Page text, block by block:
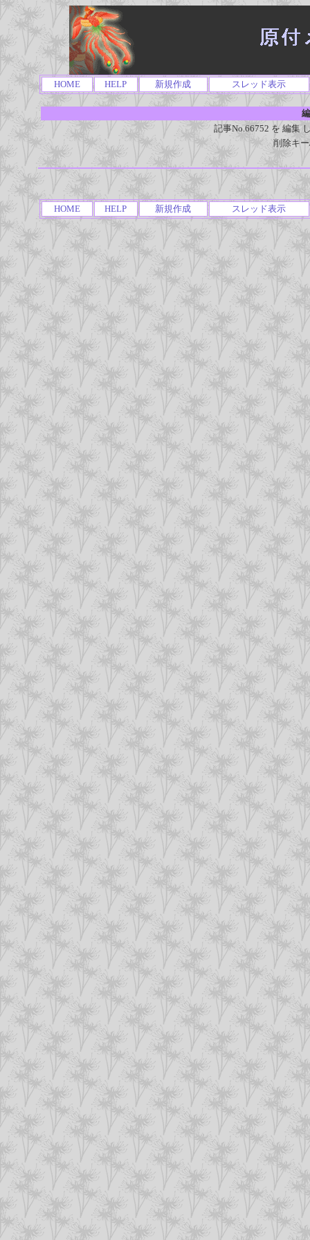
HOME HELP 新規作成 スレッド表示
記事No.66752 を 編集
削除キ
HOME HELP 新規作成 スレッド表示